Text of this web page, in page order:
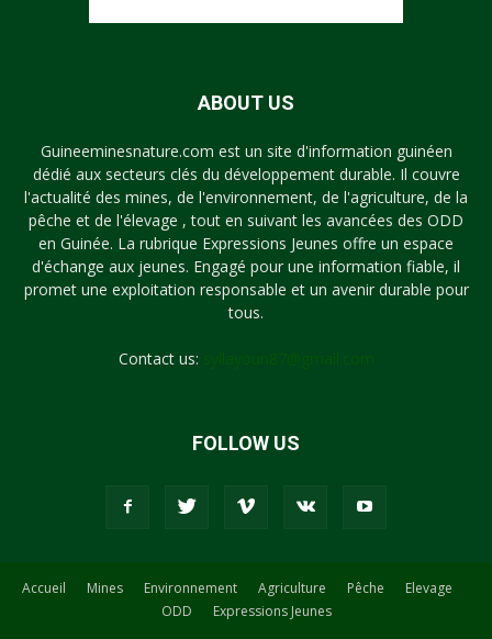
ABOUT US
Guineeminesnature.com est un site d'information guinéen
dédié aux secteurs clés du développement durable. Il couvre
l'actualité des mines, de l'environnement, de l'agriculture, de la
pêche et de l'élevage , tout en suivant les avancées des ODD
en Guinée. La rubrique Expressions Jeunes offre un espace
d'échange aux jeunes. Engagé pour une information fiable, il
promet une exploitation responsable et un avenir durable pour
tous.
Contact us:
FOLLOW US
Accueil Mines Environnement Agriculture Pêche
Elevage
ODD
Expressions Jeunes